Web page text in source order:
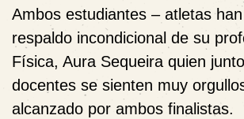
Ambos estudiantes – atletas
respaldo incondicional de su
Física, Aura Sequeira quien
docentes se sienten muy
alcanzado por ambos finalistas.